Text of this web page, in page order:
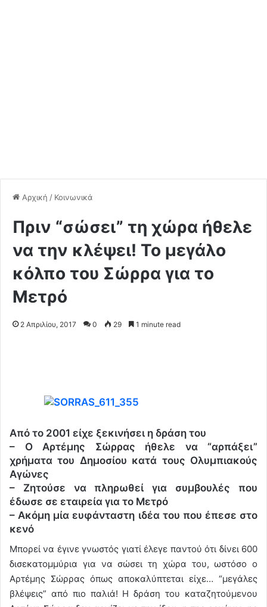
Αρχική / Κοινωνικά
Πριν “σώσει” τη χώρα ήθελε
να την κλέψει! Το μεγάλο
κόλπο του Σώρρα για το
Μετρό
2 Απριλίου, 2017 0 29 1 minute read
Από το 2001 είχε ξεκινήσει η δράση του
– Ο Αρτέμης Σώρρας ήθελε να “αρπάξει”
χρήματα του Δημοσίου κατά τους Ολυμπιακούς
Αγώνες
– Ζητούσε να πληρωθεί για συμβουλές που
έδωσε σε εταιρεία για το Μετρό
– Ακόμη μία ευφάνταστη ιδέα του που έπεσε στο
κενό
Μπορεί να έγινε γνωστός γιατί έλεγε παντού ότι δίνει 600
δισεκατομμύρια για να σώσει τη χώρα του, ωστόσο ο
Αρτέμης Σώρρας όπως αποκαλύπτεται είχε… “μεγάλες
βλέψεις” από πιο παλιά! Η δράση του καταζητούμενου